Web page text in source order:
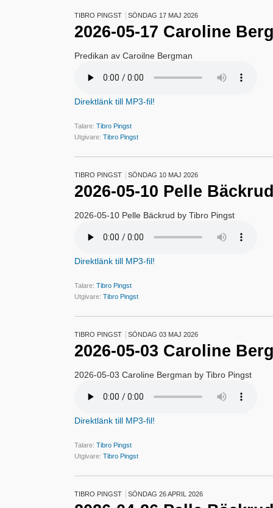
TIBRO PINGST SÖNDAG 17 MAJ 2026
2026-05-17 Caroline
Predikan av Caroilne Bergman
Direktlänk till MP3-fil!
Talare: Tibro Pingst
Utgivare: Tibro Pingst
TIBRO PINGST SÖNDAG 10 MAJ 2026
2026-05-10 Pelle Bäckrud
2026-05-10 Pelle Bäckrud by Tibro Pingst
Direktlänk till MP3-fil!
Talare: Tibro Pingst
Utgivare: Tibro Pingst
TIBRO PINGST SÖNDAG 03 MAJ 2026
2026-05-03 Caroline
2026-05-03 Caroline Bergman by Tibro Pingst
Direktlänk till MP3-fil!
Talare: Tibro Pingst
Utgivare: Tibro Pingst
TIBRO PINGST SÖNDAG 26 APRIL 2026